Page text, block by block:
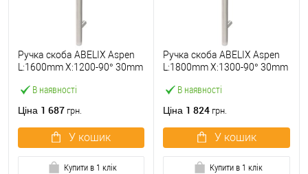
В наявності
Ручка скоба ABELIX Aspen
L:1600mm X:1200-90° 30mm
Ціна 1 687 грн.
У кошик
Купити в 1 клік
В наявності
Ручка скоба ABELIX Aspen
L:1800mm X:1300-90° 30mm
Ціна 1 824 грн.
У кошик
Купити в 1 клік